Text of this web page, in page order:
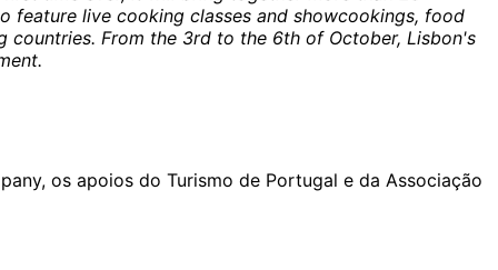
feature live cooking classes and showcookings, food
countries. From the 3rd to the 6th of October, Lisbon's
os apoios do Turismo de Portugal e da Associação